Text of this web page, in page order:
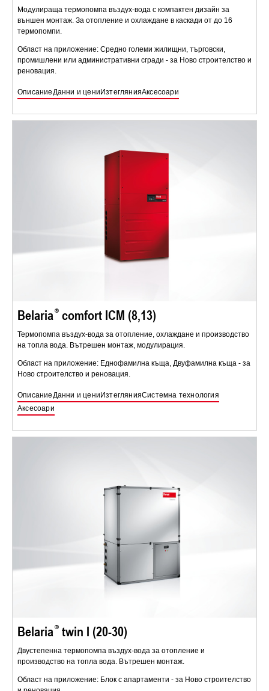
Модулираща термопомпа въздух-вода с компактен дизайн за
външен монтаж. За отопление и охлаждане в каскади от до 16
термопомпи.
Област на приложение: Средно големи жилищни, търговски,
промишлени или административни сгради - за Ново строителство и
реновация.
Описание Данни и цениИзтеглянияАксесоари
Belaria comfort ICM (8,13)
Термопомпа въздух-вода за отопление, охлаждане и производство
на топла вода. Вътрешен монтаж, модулирация.
Област на приложение: Еднофамилна къща, Двуфамилна къща - за
Ново строителство и реновация.
ОписаниеДанни и цени ИзтеглянияСистемна технология
Аксесоари
Belaria twin I (20-30)
Двустепенна термопомпа въздух-вода за отопление и
производство на топла вода. Вътрешен монтаж.
Област на приложение: Блок с апартаменти - за Ново строителство